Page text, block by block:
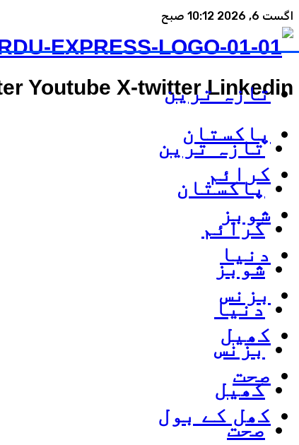
اگست 6, 2026 10:12 صبح
Youtube X-twitter Linkedin
تازہ ترین
پاکستان
کرائم
شوبز
دنیا
بزنس
کھیل
صحت
تازہ ترین
پاکستان
کرائم
شوبز
دنیا
بزنس
کھیل
صحت
کھل کے بول